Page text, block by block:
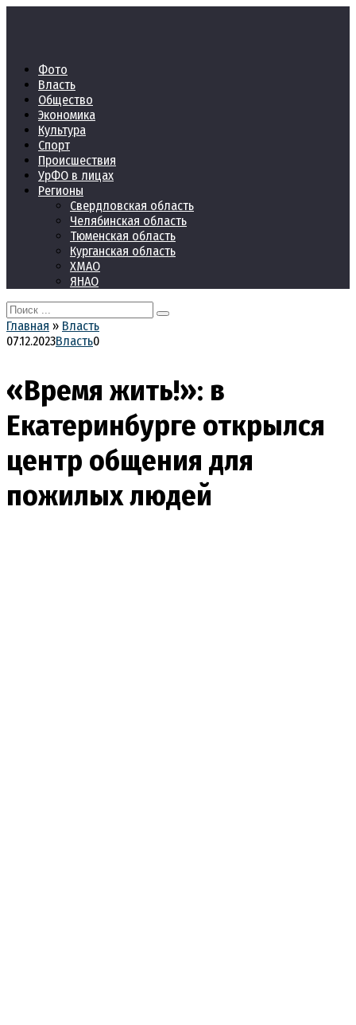
Фото
Власть
Общество
Экономика
Культура
Спорт
Происшествия
УрФО в лицах
Регионы
Свердловская область
Челябинская область
Тюменская область
Курганская область
ХМАО
ЯНАО
Search
for:
Главная » Власть
07.12.2023Власть0
«Время жить!»: в
Екатеринбурге открылся
центр общения для
пожилых людей